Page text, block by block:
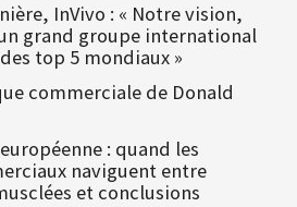
InVivo : « Notre vision,
grand groupe international
top 5 mondiaux »
commerciale de Donald
: quand les
naviguent entre
et conclusions